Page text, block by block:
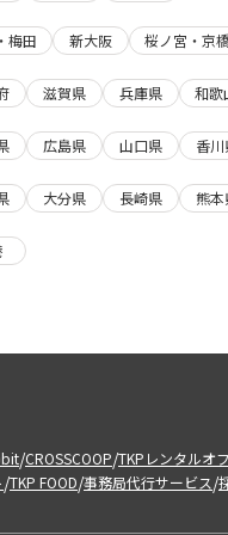
梅田 新大阪 桜ノ宮・京
滋賀県 兵庫県 和歌
広島県 山口県 香
大分県 長崎県 熊本
/CROSSCOOP/TKPレンタルオ
/TKP FOOD/事務局代行サービス/